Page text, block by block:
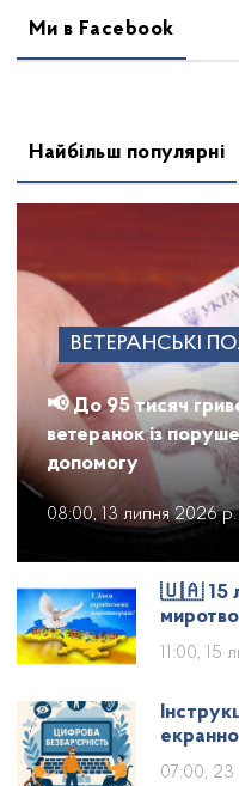
Ми в Facebook
Найбільш популярні
ВЕТЕРАНСЬКІ
📢 До 95 тисяч
ветеранок із
допомогу
08:00, 13 липня 2026 р.
🇺🇦 15
11:00,
07:00, 23